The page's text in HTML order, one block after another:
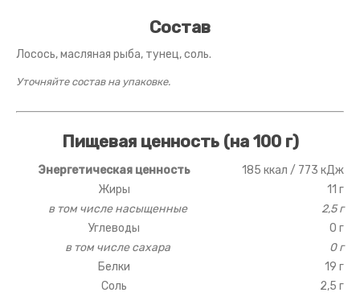
Состав
Лосось, масляная рыба, тунец, соль.
Уточняйте состав на упаковке.
Пищевая ценность (на 100 г)
Энергетическая ценность
185 ккал / 773 кДж
Жиры
11 г
в том числе насыщенные
2,5 г
Углеводы
0 г
в том числе сахара
0 г
Белки
19 г
Соль
2,5 г